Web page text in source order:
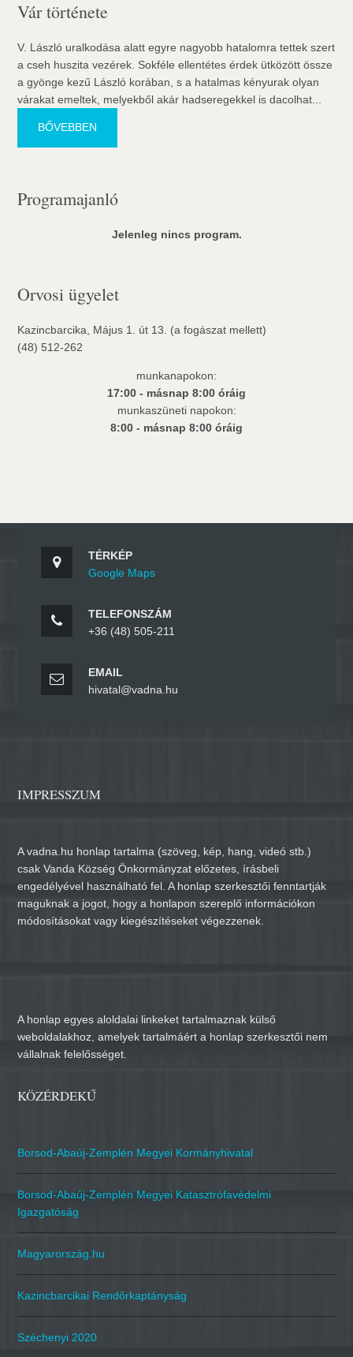
Vár története
V. László uralkodása alatt egyre nagyobb hatalomra tettek szert
a cseh huszita vezérek. Sokféle ellentétes érdek ütközött össze
a gyönge kezű László korában, s a hatalmas kényurak olyan
várakat emeltek, melyekből akár hadseregekkel is dacolhat...
BŐVEBBEN
Programajanló
Jelenleg nincs program.
Orvosi ügyelet
Kazincbarcika, Május 1. út 13. (a fogászat mellett)
(48) 512-262
munkanapokon:
17:00 - másnap 8:00 óráig
munkaszüneti napokon:
8:00 - másnap 8:00 óráig
TÉRKÉP
Google Maps
TELEFONSZÁM
+36 (48) 505-211
EMAIL
hivatal@vadna.hu
IMPRESSZUM
A vadna.hu honlap tartalma (szöveg, kép, hang, videó stb.)
csak Vanda Község Önkormányzat előzetes, írásbeli
engedélyével használható fel. A honlap szerkesztői fenntartják
maguknak a jogot, hogy a honlapon szereplő információkon
módosításokat vagy kiegészítéseket végezzenek.
A honlap egyes aloldalai linkeket tartalmaznak külső
weboldalakhoz, amelyek tartalmáért a honlap szerkesztői nem
vállalnak felelősséget.
KÖZÉRDEKŰ
Borsod-Abaúj-Zemplén Megyei Kormányhivatal
Borsod-Abaúj-Zemplén Megyei Katasztrófavédelmi
Igazgatóság
Magyarország.hu
Kazincbarcikai Rendőrkaptányság
Széchenyi 2020